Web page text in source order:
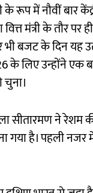
के रूप में नौवीं बार
मंत्री के तौर पर
भी बजट के दिन यह
लिए उन्होंने एक
सीतारमण ने रेशम
है। पहली